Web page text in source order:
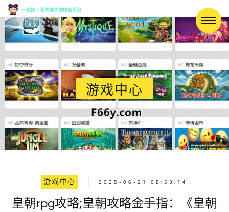
游戏中心
游戏中心 2025-06-21 08:53:14
皇朝rpg攻略;皇朝攻略金手指：《皇朝